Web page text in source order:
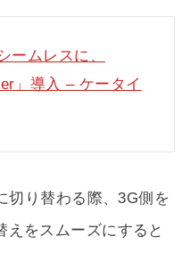
ームレスに、
」導入 – ケータイ
切り替わる際、3G側を
えをスムーズにすると